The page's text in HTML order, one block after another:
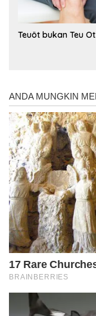
Teuöt bukan Teu Ot